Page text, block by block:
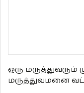
ஒரு
மருத்துவமனை